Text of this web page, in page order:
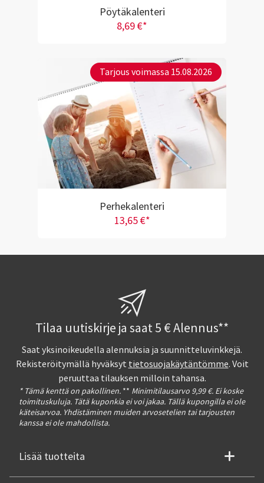
Pöytäkalenteri
8,69 €*
Tarjous voimassa 15.08.2026
Perhekalenteri
13,65 €*
Tilaa uutiskirje ja saat 5 € Alennus**
Saat yksinoikeudella alennuksia ja suunnitteluvinkkejä.
Rekisteröitymällä hyväksyt tietosuojakäytäntömme. Voit
peruuttaa tilauksen milloin tahansa.
* Tämä kenttä on pakollinen. ** Minimitilausarvo 9,99 €. Ei koske
toimituskuluja. Tätä kuponkia ei voi jakaa. Tällä kupongilla ei ole
käteisarvoa. Yhdistäminen muiden arvosetelien tai tarjousten
kanssa ei ole mahdollista.
Lisää tuotteita